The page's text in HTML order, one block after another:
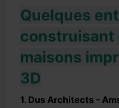
Quelques
construisant
maisons
3D
1. Dus Architects -